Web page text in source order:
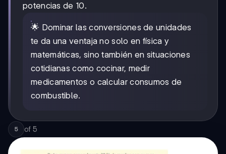
potencias de 10.
🌟 Dominar las conversiones de unidades
te da una ventaja no solo en física y
matemáticas, sino también en situaciones
cotidianas como cocinar, medir
medicamentos o calcular consumos de
combustible.
5 of 5